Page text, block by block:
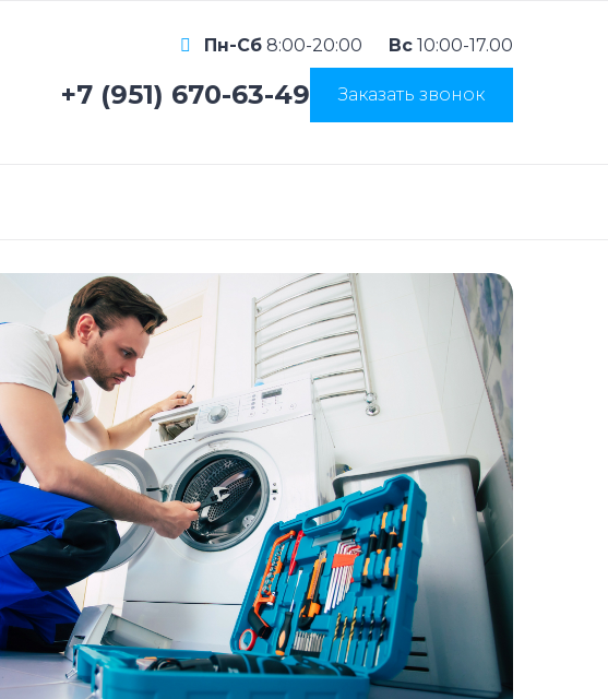
Пн-Сб 8:00-20:00 Вс 10:00-17.00
+7 (951) 670-63-49 Заказать звонок